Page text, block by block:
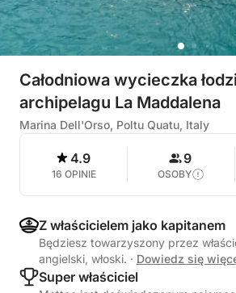
Całodniowa wycieczka
archipelagu La Maddalena
Marina Dell'Orso, Poltu Quatu, Italy
4.9
16 OPINIE
9
OSOBY
Z właścicielem jako kapitanem
Będziesz towarzyszony przez
angielski, włoski. · Dowiedz się
Super właściciel